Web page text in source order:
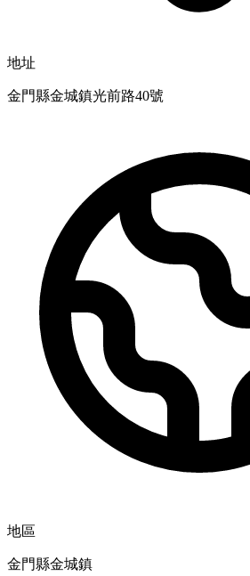
地址
金門縣金城鎮光前路40號
地區
金門縣金城鎮